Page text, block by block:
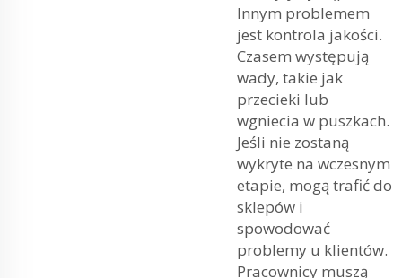
Innym problemem
jest kontrola jakości.
Czasem występują
wady, takie jak
przecieki lub
wgniecia w puszkach.
Jeśli nie zostaną
wykryte na wczesnym
etapie, mogą trafić do
sklepów i
spowodować
problemy u klientów.
Pracownicy muszą